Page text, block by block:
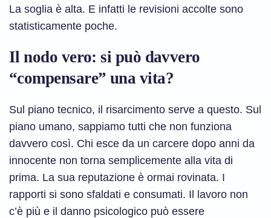
La soglia è alta. E infatti le revisioni accolte sono
statisticamente poche.
Il nodo vero: si può davvero
“compensare” una vita?
Sul piano tecnico, il risarcimento serve a questo. Sul
piano umano, sappiamo tutti che non funziona
davvero così. Chi esce da un carcere dopo anni da
innocente non torna semplicemente alla vita di
prima. La sua reputazione è ormai rovinata. I
rapporti si sono sfaldati e consumati. Il lavoro non
c’è più e il danno psicologico può essere